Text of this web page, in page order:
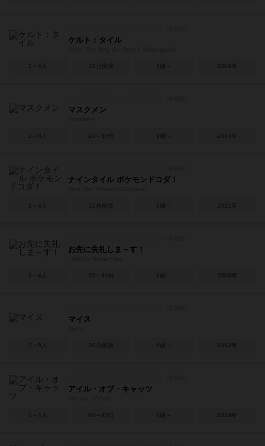
ケルト：タイル
2～4人 15分前後 7歳～ 2009年
マスクメン
2～6人 20～30分 9歳～ 2014年
ナインタイル ポケモンドコダ！
2～4人 15分前後 6歳～ 2021年
お先に失礼しま～す！
2～4人 20～30分 8歳～ 2008年
マイス
2～5人 20分前後 6歳～ 2012年
アイル・オブ・キャッツ
1～4人 60～90分 8歳～ 2019年